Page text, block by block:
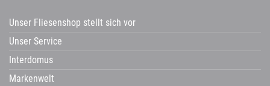
Unser Fliesenshop stellt sich vor
Unser Service
Interdomus
Markenwelt